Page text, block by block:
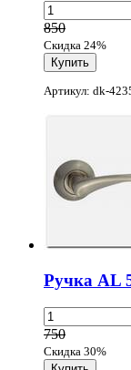
850
Скидка 24%
Артикул: dk-
Ручка AL
750
Скидка 30%